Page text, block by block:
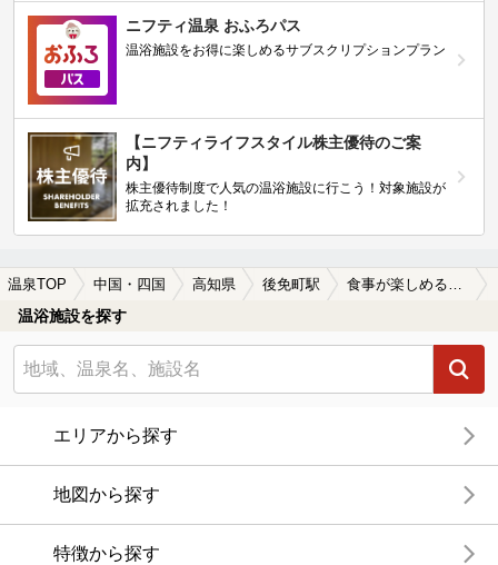
ニフティ温泉 おふろパス
温浴施設をお得に楽しめるサブスクリプションプラン
【ニフティライフスタイル株主優待のご案
内】
株主優待制度で人気の温浴施設に行こう！対象施設が
拡充されました！
温泉TOP 中国・四国 高知県 後免町駅 食事が楽しめる後免町駅近くの温泉、日帰り温泉、スーパー銭湯おすすめ
温浴施設を探す
エリアから探す
地図から探す
特徴から探す